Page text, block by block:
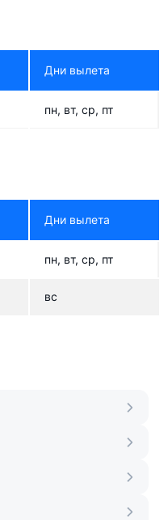
Дни вылета
пн, вт, ср, пт
Дни вылета
пн, вт, ср, пт
вс